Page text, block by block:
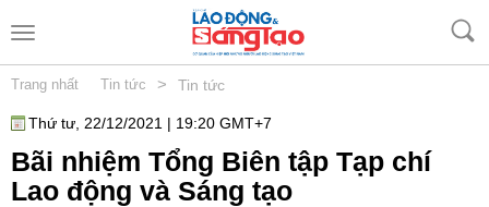
Trang nhất Tin tức > Tin tức
Thứ tư, 22/12/2021 | 19:20 GMT+7
Bãi nhiệm Tổng Biên tập Tạp chí
Lao động và Sáng tạo